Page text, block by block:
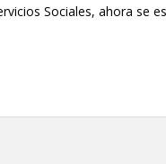
Sociales, ahora se